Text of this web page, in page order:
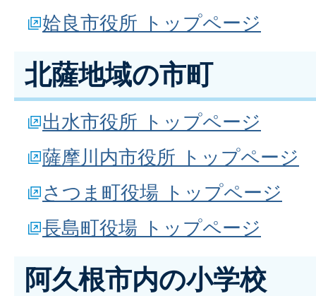
姶良市役所 トップページ
北薩地域の市町
出水市役所 トップページ
薩摩川内市役所 トップページ
さつま町役場 トップページ
長島町役場 トップページ
阿久根市内の小学校